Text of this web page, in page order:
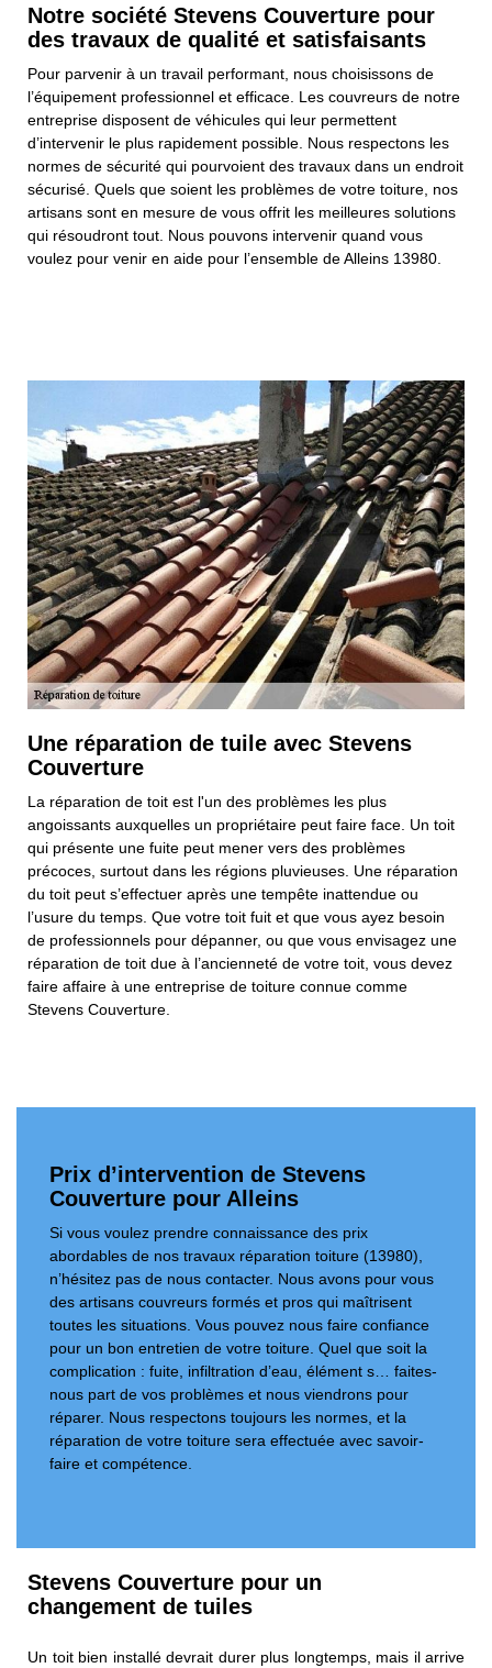
Notre société Stevens Couverture pour
des travaux de qualité et satisfaisants
Pour parvenir à un travail performant, nous choisissons de
l’équipement professionnel et efficace. Les couvreurs de notre
entreprise disposent de véhicules qui leur permettent
d’intervenir le plus rapidement possible. Nous respectons les
normes de sécurité qui pourvoient des travaux dans un endroit
sécurisé. Quels que soient les problèmes de votre toiture, nos
artisans sont en mesure de vous offrit les meilleures solutions
qui résoudront tout. Nous pouvons intervenir quand vous
voulez pour venir en aide pour l’ensemble de Alleins 13980.
Une réparation de tuile avec Stevens
Couverture
La réparation de toit est l'un des problèmes les plus
angoissants auxquelles un propriétaire peut faire face. Un toit
qui présente une fuite peut mener vers des problèmes
précoces, surtout dans les régions pluvieuses. Une réparation
du toit peut s’effectuer après une tempête inattendue ou
l’usure du temps. Que votre toit fuit et que vous ayez besoin
de professionnels pour dépanner, ou que vous envisagez une
réparation de toit due à l’ancienneté de votre toit, vous devez
faire affaire à une entreprise de toiture connue comme
Stevens Couverture.
Prix d’intervention de Stevens
Couverture pour Alleins
Si vous voulez prendre connaissance des prix
abordables de nos travaux réparation toiture (13980),
n’hésitez pas de nous contacter. Nous avons pour vous
des artisans couvreurs formés et pros qui maîtrisent
toutes les situations. Vous pouvez nous faire confiance
pour un bon entretien de votre toiture. Quel que soit la
complication : fuite, infiltration d’eau, élément s… faites-
nous part de vos problèmes et nous viendrons pour
réparer. Nous respectons toujours les normes, et la
réparation de votre toiture sera effectuée avec savoir-
faire et compétence.
Stevens Couverture pour un
changement de tuiles
Un toit bien installé devrait durer plus longtemps, mais il arrive